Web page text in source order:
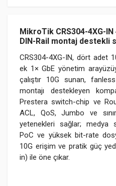
MikroTik CRS304-4XG-IN
DIN-Rail montaj destekli
CRS304-4XG-IN, dört adet
ek 1× GbE yönetim
çalıştır 10G sunan,
montajı destekleyen
Prestera switch-chip ve
ACL, QoS, Jumbo ve
yetenekleri sağlar; medya
PoC ve yüksek bit-rate
10G erişim ve pratik güç
in) ile öne çıkar.